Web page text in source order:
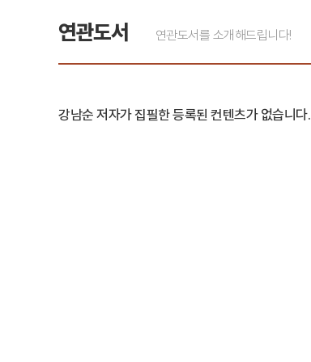
연관도서 연관도서를 소개해드립니다!
강남순 저자가 집필한 등록된 컨텐츠가 없습니다.